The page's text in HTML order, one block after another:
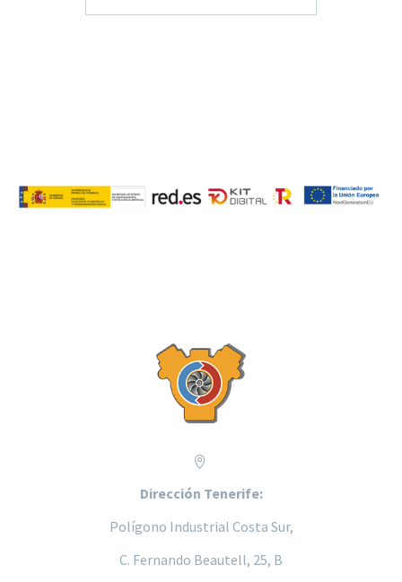


Dirección Tenerife:
Polígono Industrial Costa Sur,
C. Fernando Beautell, 25, B